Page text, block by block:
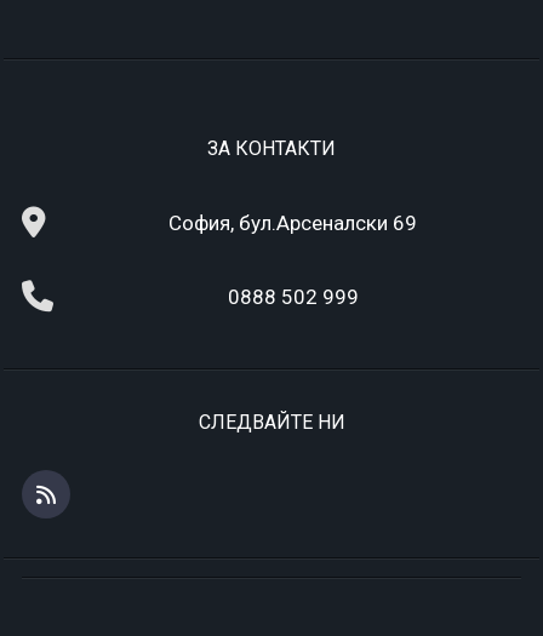
ЗА КОНТАКТИ
София, бул.Арсеналски 69
0888 502 999
СЛЕДВАЙТЕ НИ